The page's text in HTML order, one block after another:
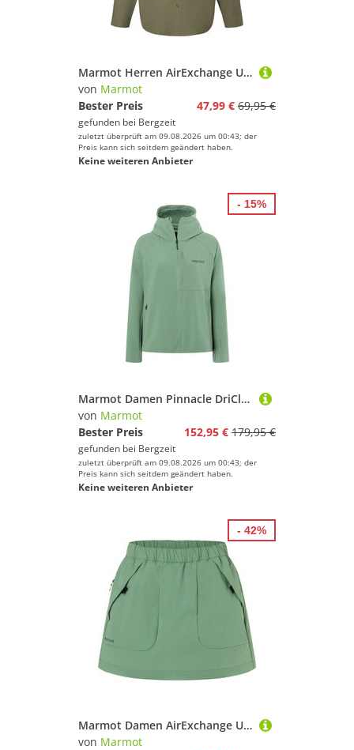
Volleyball
Marmot Herren AirExchange UPF 40 Hemd
von Marmot
Bester Preis
47,99 € 69,95 €
gefunden bei Bergzeit
zuletzt überprüft am 09.08.2026 um 00:43; der
Preis kann sich seitdem geändert haben.
Keine weiteren Anbieter
Marmot Damen Pinnacle DriClime Hoodie Jacke
von Marmot
Bester Preis
152,95 € 179,95 €
gefunden bei Bergzeit
zuletzt überprüft am 09.08.2026 um 00:43; der
Preis kann sich seitdem geändert haben.
Keine weiteren Anbieter
- 15%
Marmot Damen AirExchange UPF 40 Rock
von Marmot
- 42%